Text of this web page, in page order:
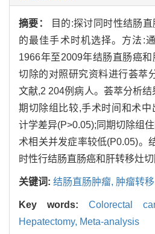
摘要：
目的:探讨同时性结肠
的最佳手术时机选择。方法:
1966年至2009年结肠直肠癌
切除的对照研究资料进行荟萃
文献,2 204例病人。荟萃分析
期切除组比较,手术时间和术
计学差异(P>0.05);同期切除组
术相关并发症率较低(P0.05)。
时性行结肠直肠癌和肝转移灶切
关键词: 结肠直肠肿瘤, 肿瘤转
Key words: Colorectal
Hepatectomy, Meta-analysis